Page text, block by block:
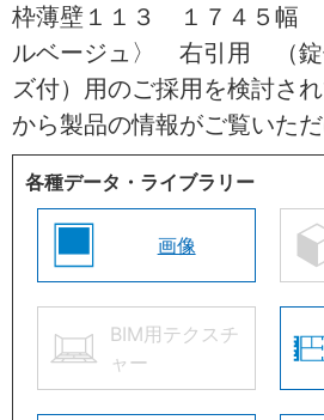
枠薄壁１１３ １７４５幅
ルベージュ〉 右引用 （
ズ付）用のご採用を検討さ
から製品の情報がご覧いた
各種データ・ライブラリー
画像
BIM用テクスチ
ャー